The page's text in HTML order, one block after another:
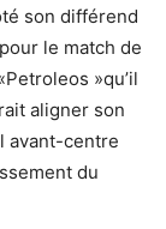
son différend
le match de
»qu’il
aligner son
avant-centre
du